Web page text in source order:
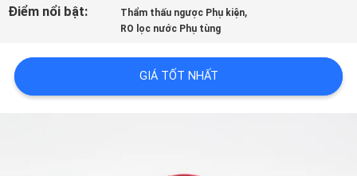
HỆ
VỚI
Điểm nổi bật: Thẩm thấu ngược Phụ kiện,
RO lọc nước Phụ tùng
GIÁ TỐT NHẤT